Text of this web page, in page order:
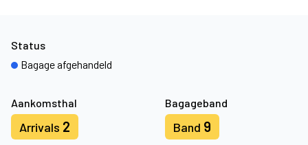
Aankomsthal
Arrivals 2
Bagageband
Band 9
Status
Bagage afgehandeld